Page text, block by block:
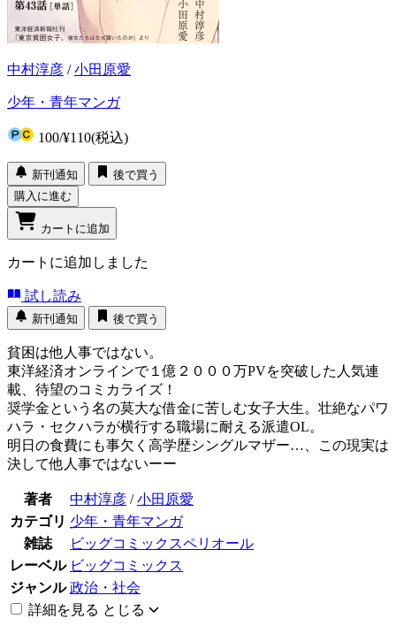
中村淳彦 /小田原愛
少年・青年マンガ
100/¥110(税込)
新刊通知
後で買う
購入に進む
カートに追加
カートに追加しました
試し読み
新刊通知 後で買う
貧困は他人事ではない。
東洋経済オンラインで１億２０００万PVを突破した人気連
載、待望のコミカライズ！
奨学金という名の莫大な借金に苦しむ女子大生。壮絶なパワ
ハラ・セクハラが横行する職場に耐える派遣OL。
明日の食費にも事欠く高学歴シングルマザー…、この現実は
決して他人事ではないーー
著者 中村淳彦 /小田原愛
カテゴリ 少年・青年マンガ
雑誌
ビッグコミックスペリオール
レーベル ビッグコミックス
ジャンル 政治・社会
詳細を見る とじる